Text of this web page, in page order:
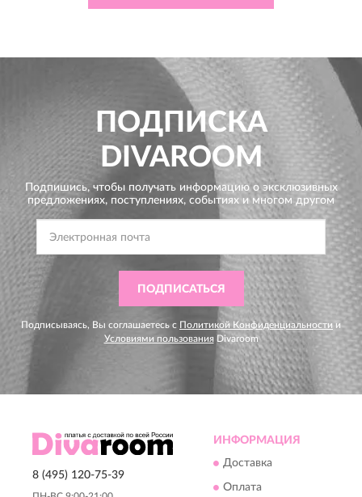
ПОДПИСКА
DIVAROOM
Подпишись, чтобы получать информацию о эксклюзивных
предложениях, поступлениях, событиях и многом другом
ПОДПИСАТЬСЯ
Подписываясь, Вы соглашаетесь с Политикой Конфиденциальности и
Условиями пользования Divaroom
8 (495) 120-75-39
ИНФОРМАЦИЯ
Доставка
Оплата